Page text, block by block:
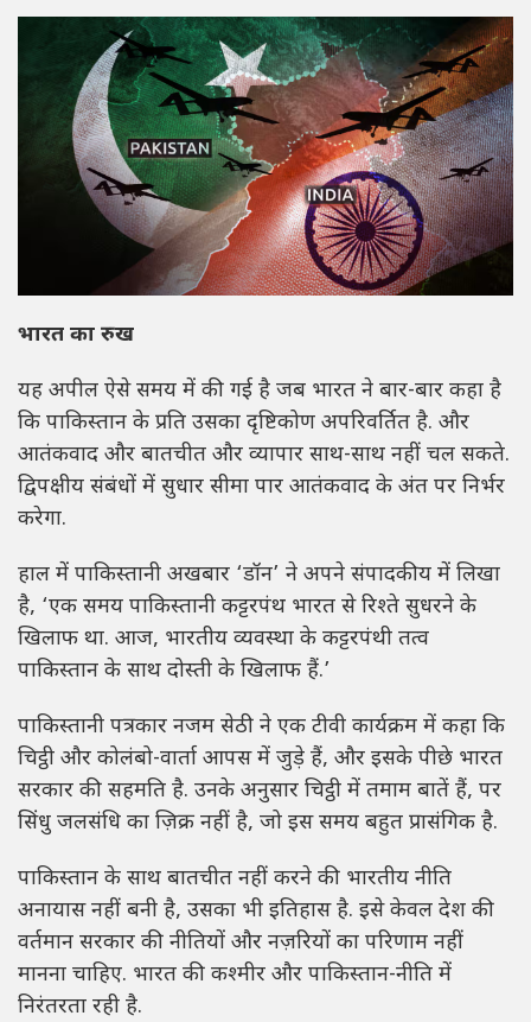
भारत का रुख
यह अपील ऐसे समय में की गई है जब भारत ने बार-बार कहा है
कि पाकिस्तान के प्रति उसका दृष्टिकोण अपरिवर्तित है. और
आतंकवाद और बातचीत और व्यापार साथ-साथ नहीं चल सकते.
द्विपक्षीय संबंधों में सुधार सीमा पार आतंकवाद के अंत पर निर्भर
करेगा.
हाल में पाकिस्तानी अखबार ‘डॉन’ ने अपने संपादकीय में लिखा
है, ‘एक समय पाकिस्तानी कट्टरपंथ भारत से रिश्ते सुधरने के
खिलाफ था. आज, भारतीय व्यवस्था के कट्टरपंथी तत्व
पाकिस्तान के साथ दोस्ती के खिलाफ हैं.’
पाकिस्तानी पत्रकार नजम सेठी ने एक टीवी कार्यक्रम में कहा कि
चिट्ठी और कोलंबो-वार्ता आपस में जुड़े हैं, और इसके पीछे भारत
सरकार की सहमति है. उनके अनुसार चिट्ठी में तमाम बातें हैं, पर
सिंधु जलसंधि का ज़िक्र नहीं है, जो इस समय बहुत प्रासंगिक है.
पाकिस्तान के साथ बातचीत नहीं करने की भारतीय नीति
अनायास नहीं बनी है, उसका भी इतिहास है. इसे केवल देश की
वर्तमान सरकार की नीतियों और नज़रियों का परिणाम नहीं
मानना चाहिए. भारत की कश्मीर और पाकिस्तान-नीति में
निरंतरता रही है.